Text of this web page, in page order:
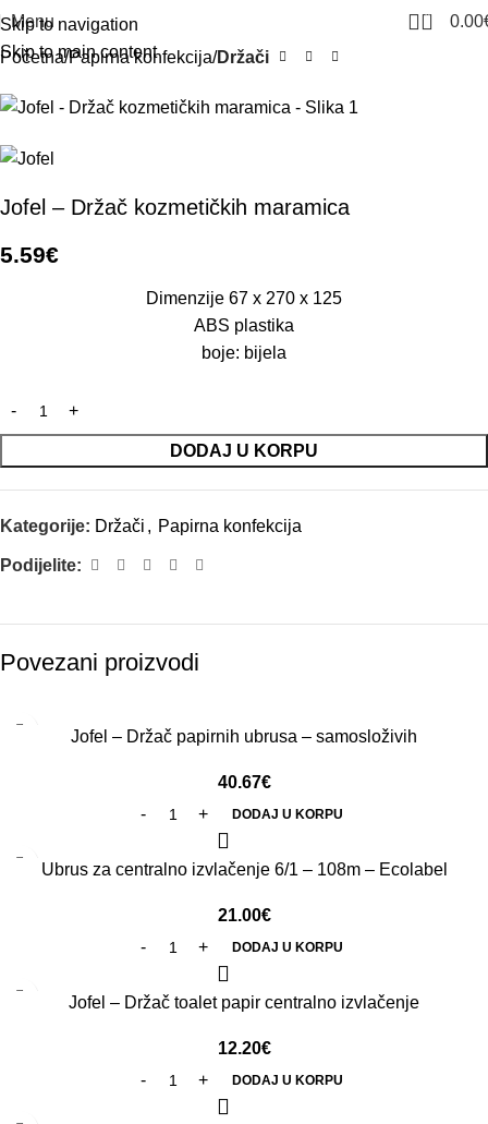
Skip to navigation
Skip to main content
Menu 0 0.00
Početna Papirna konfekcija Držači
Jofel – Držač kozmetičkih maramica
5.59€
Dimenzije 67 x 270 x 125
ABS plastika
boje: bijela
DODAJ U KORPU
Kategorije: Držači , Papirna konfekcija
Podijelite:
Povezani proizvodi
Jofel – Držač papirnih ubrusa – samosloživih
40.67€
DODAJ U KORPU
Ubrus za centralno izvlačenje 6/1 – 108m – Ecolabel
21.00€
DODAJ U KORPU
Jofel – Držač toalet papir centralno izvlačenje
12.20€
DODAJ U KORPU